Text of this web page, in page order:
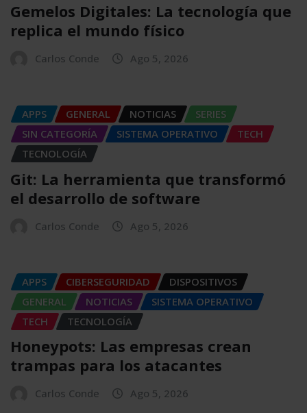
Gemelos Digitales: La tecnología que
replica el mundo físico
Carlos Conde Ago 5, 2026
APPS GENERAL NOTICIAS
SERIES
SIN CATEGORÍA
SISTEMA OPERATIVO
TECH
TECNOLOGÍA
Git: La herramienta que transformó
el desarrollo de software
Carlos Conde Ago 5, 2026
APPS CIBERSEGURIDAD
DISPOSITIVOS
GENERAL
NOTICIAS
SISTEMA OPERATIVO
TECH
TECNOLOGÍA
Honeypots: Las empresas crean
trampas para los atacantes
Carlos Conde Ago 5, 2026